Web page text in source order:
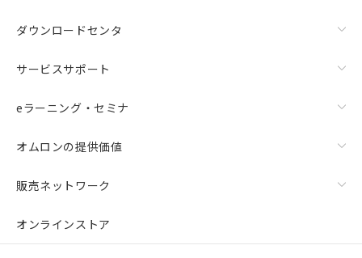
ダウンロードセンタ
サービスサポート
eラーニング・セミナ
オムロンの提供価値
販売ネットワーク
オンラインストア